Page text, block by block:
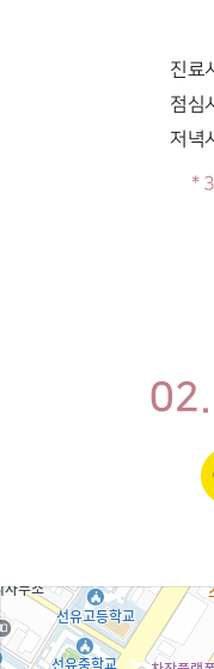
진료
점심
저녁
*
02.